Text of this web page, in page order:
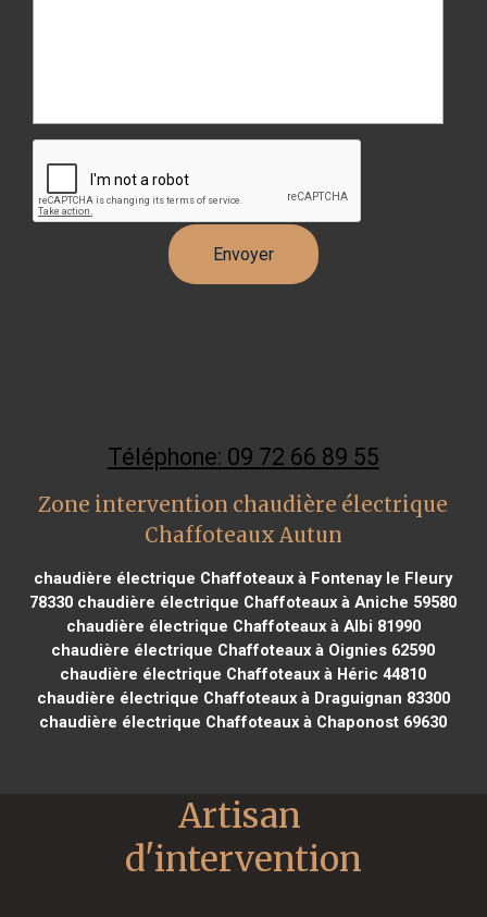
Téléphone: 09 72 66 89 55
Zone intervention chaudière électrique
Chaffoteaux Autun
chaudière électrique Chaffoteaux à Fontenay le Fleury
78330 chaudière électrique Chaffoteaux à Aniche 59580
chaudière électrique Chaffoteaux à Albi 81990
chaudière électrique Chaffoteaux à Oignies 62590
chaudière électrique Chaffoteaux à Héric 44810
chaudière électrique Chaffoteaux à Draguignan 83300
chaudière électrique Chaffoteaux à Chaponost 69630
Artisan
d'intervention